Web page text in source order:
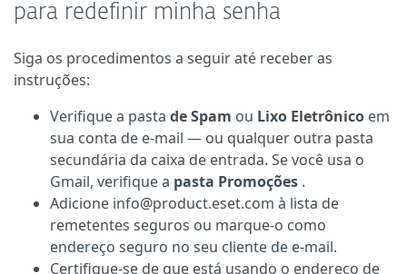
para redefinir minha senha
Siga os procedimentos a seguir até receber as
instruções:
Verifique a pasta de Spam ou Lixo Eletrônico em
sua conta de e-mail — ou qualquer outra pasta
secundária da caixa de entrada. Se você usa o
Gmail, verifique a pasta Promoções .
Adicione info@product.eset.com à lista de
remetentes seguros ou marque-o como
endereço seguro no seu cliente de e-mail.
Certifique-se de que está usando o endereço de